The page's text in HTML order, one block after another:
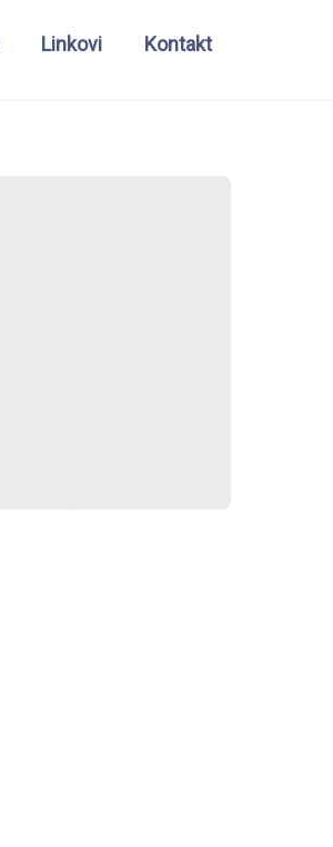
Linkovi Kontakt